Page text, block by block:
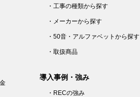
・工事の種類から探す
・メーカーから探す
・50音・アルファベットから探す
・取扱商品
導入事例・強み
・RECの強み